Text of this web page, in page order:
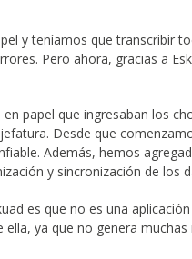
y teníamos que transcribir
Pero ahora, gracias a
papel que ingresaban los
Desde que
Además, hemos
y sincronización de los
es que no es una
ya que no genera